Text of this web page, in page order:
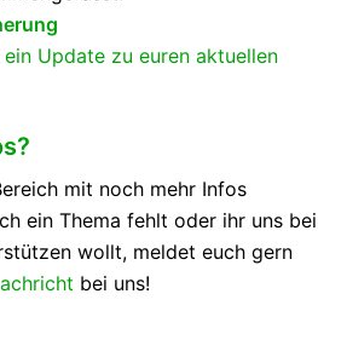
Update zu euren aktuellen
mit noch mehr Infos
ein Thema fehlt oder ihr uns bei
wollt, meldet euch gern
bei uns!